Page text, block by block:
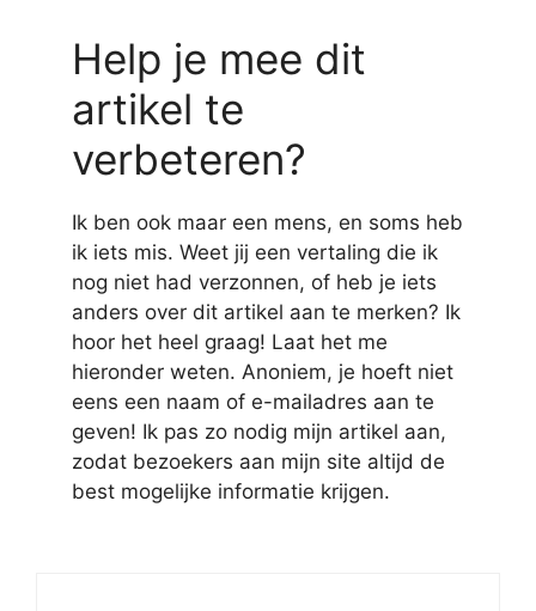
Help je mee dit
artikel te
verbeteren?
Ik ben ook maar een mens, en soms heb
ik iets mis. Weet jij een vertaling die ik
nog niet had verzonnen, of heb je iets
anders over dit artikel aan te merken? Ik
hoor het heel graag! Laat het me
hieronder weten. Anoniem, je hoeft niet
eens een naam of e-mailadres aan te
geven! Ik pas zo nodig mijn artikel aan,
zodat bezoekers aan mijn site altijd de
best mogelijke informatie krijgen.